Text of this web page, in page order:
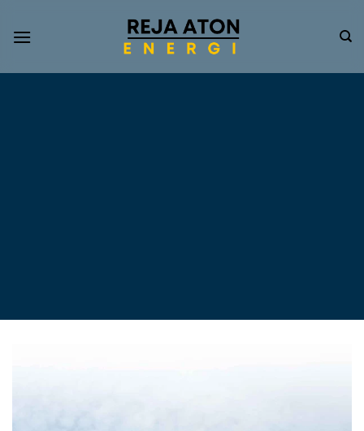
Informasi